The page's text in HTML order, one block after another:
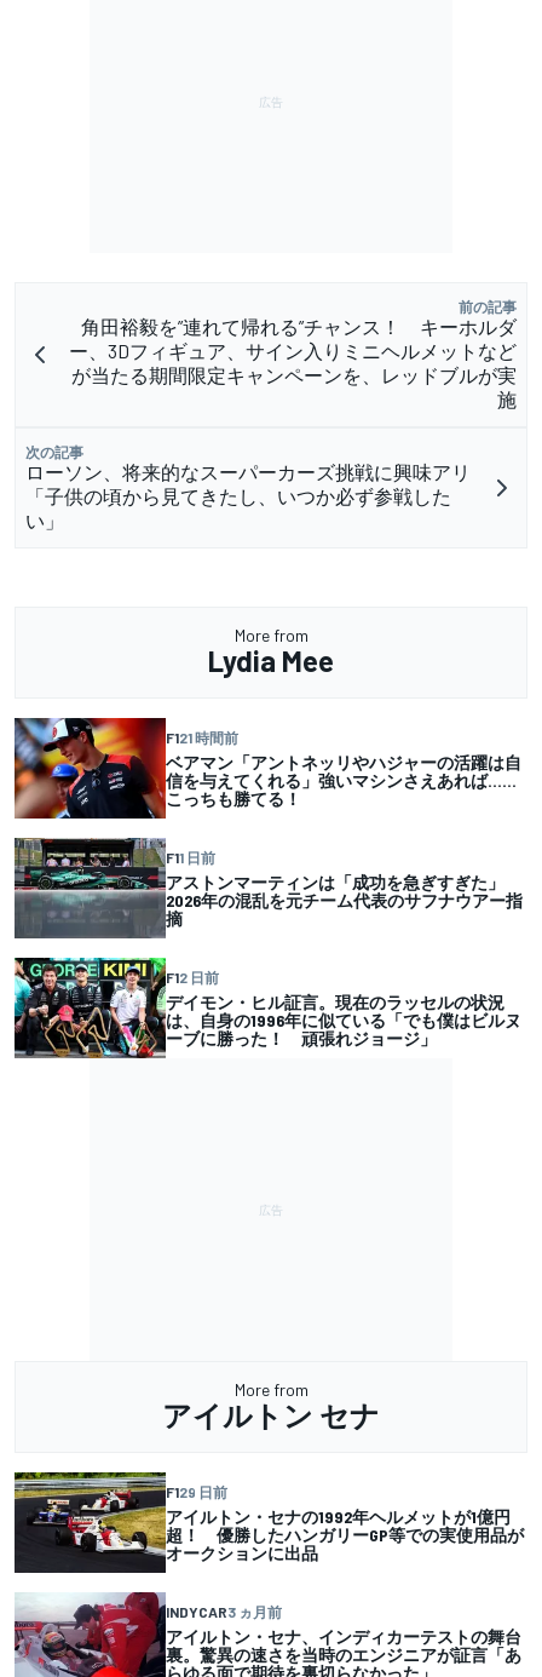
前の記事
角田裕毅を”連れて帰れる”チャンス！ キーホルダ
ー、3Dフィギュア、サイン入りミニヘルメットなど
が当たる期間限定キャンペーンを、レッドブルが実
施
次の記事
ローソン、将来的なスーパーカーズ挑戦に興味アリ
「子供の頃から見てきたし、いつか必ず参戦した
い」
More from
Lydia Mee
F121 時間前
ベアマン「アントネッリやハジャーの活躍は自
信を与えてくれる」強いマシンさえあれば……
こっちも勝てる！
F11 日前
アストンマーティンは「成功を急ぎすぎた」
2026年の混乱を元チーム代表のサフナウアー指
摘
F12 日前
デイモン・ヒル証言。現在のラッセルの状況
は、自身の1996年に似ている「でも僕はビルヌ
ーブに勝った！ 頑張れジョージ」
More from
アイルトン セナ
F129 日前
アイルトン・セナの1992年ヘルメットが1億円
超！ 優勝したハンガリーGP等での実使用品が
オークションに出品
INDYCAR3 ヵ月前
アイルトン・セナ、インディカーテストの舞台
裏。驚異の速さを当時のエンジニアが証言「あ